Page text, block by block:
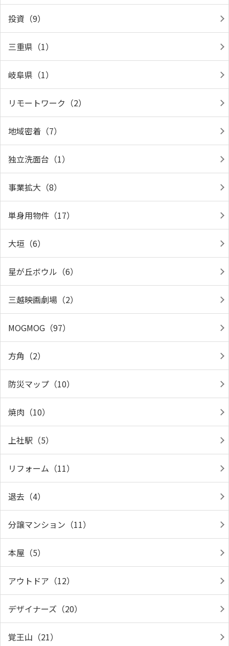
投資（9）
三重県（1）
岐阜県（1）
リモートワーク（2）
地域密着（7）
独立洗面台（1）
事業拡大（8）
単身用物件（17）
大垣（6）
星が丘ボウル（6）
三越映画劇場（2）
MOGMOG（97）
方角（2）
防災マップ（10）
焼肉（10）
上社駅（5）
リフォーム（11）
退去（4）
分譲マンション（11）
本屋（5）
アウトドア（12）
デザイナーズ（20）
覚王山（21）